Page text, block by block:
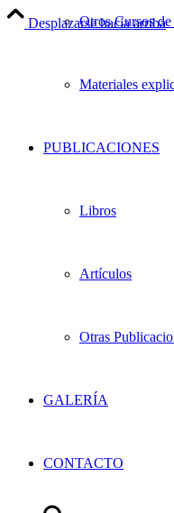
Otros Cursos
Materiales
PUBLICACIONES
Libros
Artículos
Otras
GALERÍA
CONTACTO
Desplazarse hacia arriba